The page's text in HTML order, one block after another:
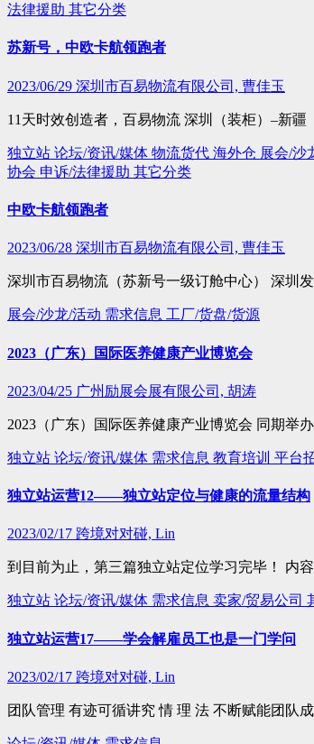
法律援助 其它分类
苏新号，中欧卡航领跑者
2023/06/29 深圳市百易物流有限公司, 曹佳玉
11天时效创造者，百易物流 深圳（装柜）–新
独立站 论坛/资讯/媒体 物流货代 海外仓 展会/沙
协会 申诉/法律援助 其它分类
中欧卡航领跑者
2023/06/28 深圳市百易物流有限公司, 曹佳玉
深圳市百易物流（苏新号一级订舱中心） 深圳
展会/沙龙/活动 需求信息 工厂/货盘/货源
2023（广东）国际医养健康产业博览会
2023/04/25 广州励展会展有限公司, 胡涛
2023（广东）国际医养健康产业博览会 同期举
独立站 论坛/资讯/媒体 需求信息 教育培训 平台
独立站运营12——独立站定位与健康的流量结构
2023/02/17 跨境对对碰, Lin
到目前为止，第三篇独立站定位学习完毕！ 内
独立站 论坛/资讯/媒体 需求信息 卖家/贸易公司
独立站运营17——学会解雇员工也是一门学问
2023/02/17 跨境对对碰, Lin
团队管理 有迹可循讲究 情 理 法 不断赋能团队